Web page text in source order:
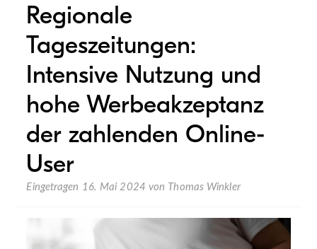
Regionale
Tageszeitungen:
Intensive Nutzung und
hohe Werbeakzeptanz
der zahlenden Online-
User
Eingetragen 16. Mai 2024 von Thomas Winkler